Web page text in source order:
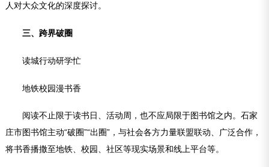
人对大众文化的深度探讨。
三、跨界破圈
读城行动研学忙
地铁校园漫书香
阅读不止限于读书日、活动周，也不应局限于图书馆之内。石家
庄市图书馆主动“破圈”“出圈”，与社会各方力量联盟联动、广泛合作，
将书香播撒至地铁、校园、社区等现实场景和线上平台等。